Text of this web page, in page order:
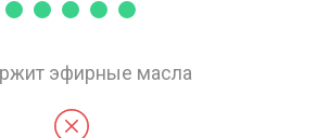
эфирные масла